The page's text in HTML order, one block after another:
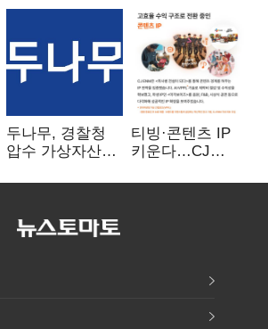
두나무, 경찰청
압수 가상자산
커스터디 사업
티빙·콘텐츠 IP
키운다…CJ
글로벌 확장 가속